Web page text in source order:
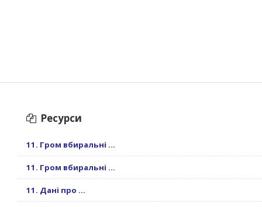
Ресурси
11. Гром вбиральні ...
11. Гром вбиральні ...
11. Дані про ...